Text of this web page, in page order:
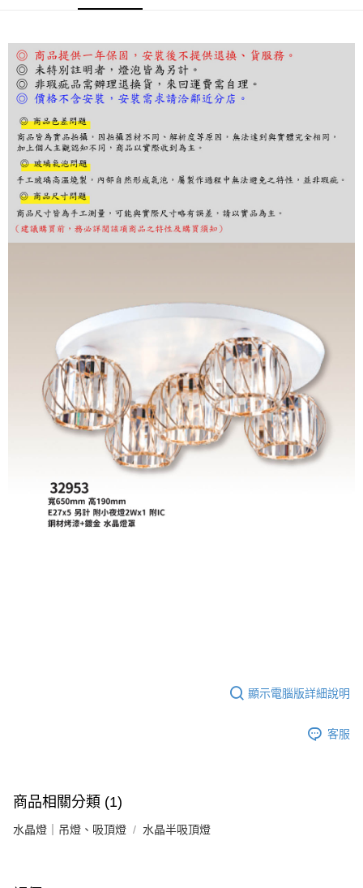
【「AFTEE先享後付」結帳流程】
１．於結帳方式選擇「AFTEE先享後付」後，將跳轉至「AFTEE先享後付」
結帳頁面，進行簡訊認證並確認金額後，即可完成結帳。
２．訂單成立數日內，您將收到繳費通知簡訊。
３．收到繳費通知簡訊後14天內，點擊此簡訊中的連結，可透過四大超商／
ATM／網路銀行／等多元方式進行付款，方視為交易完成。
※ 請注意：結帳手續完成當下不需立刻繳費，但若您需要取消訂單，請聯絡
購買商品的店家。未經商家同意取消之訂單仍視為有效，需透過AFTEE先享
後付繳納相關費用。
※ 交易是否成功請以「AFTEE先享後付 」之結帳頁面顯示為準，若有關於
是否繳費成功／繳費後需取消欲退款等相關疑問，請聯繫「AFTEE先享後付
客戶支援中心」
https://netprotections.freshdesk.com/support/home
２．關於個人資料處理事宜，請瀏覽以下網址：
https://aftee.tw/terms/#terms3
３．未成年的使用者請事先徵得法定代理人或監護人之同意方可使用
「AFTEE先享後付」，若未經同意申辦者引起之損失，本公司不負相關責
４．使用「AFTEE先享後付」時，將依據個別帳號之用戶狀況，依本公司即
時審查核予不同之上限額度；若仍有額度不足之情形，本公司將視審查結果
請求用戶進行身份認證。
５．嚴禁一人註冊多個帳號或使用他人資訊註冊。若發現惡意使用之情形，
恩沛科技股份有限公司將有權停止該用戶之使用額度並採取法律行動。
每筆NT$180，滿NT$5,000(含以上)免運費
顯示電腦版詳細說明
客服
商品相關分類 (1)
水晶燈｜吊燈、吸頂燈 水晶半吸頂燈